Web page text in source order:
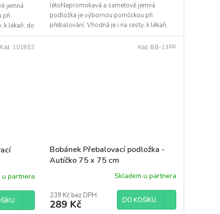
jemná
při
k lékaři, do
létoNepromokavá a sametově jemná
podložka je výbornou pomůckou při
přebalování. Vhodná je i na cesty, k lékaři,
do kočárku, postýlky, na deku…V...
u partnera
Kód: 101853
Bobánek Přebalovací podložka -
Autíčko 75 x 75 cm
Skladem u partnera
239 Kč bez DPH
289 Kč DO KOŠÍKU
Kód: BB-13PP